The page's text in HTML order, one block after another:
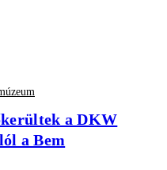
a DKW
a Bem